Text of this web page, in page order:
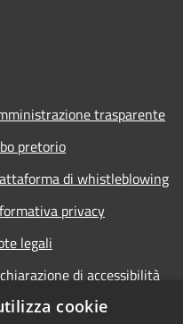
trasparente
pretorio
di whistleblowing
privacy
legali
di accessibilità
cookie